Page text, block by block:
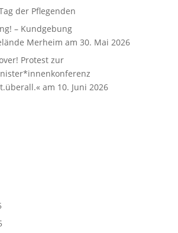
der Pflegenden
– Kundgebung
Merheim am 30. Mai 2026
Protest zur
am 10. Juni 2026